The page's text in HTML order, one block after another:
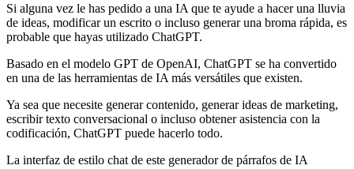
Si alguna vez le has pedido a una IA que te ayude a hacer una lluvia
de ideas, modificar un escrito o incluso generar una broma rápida, es
probable que hayas utilizado ChatGPT.
Basado en el modelo GPT de OpenAI, ChatGPT se ha convertido
en una de las herramientas de IA más versátiles que existen.
Ya sea que necesite generar contenido, generar ideas de marketing,
escribir texto conversacional o incluso obtener asistencia con la
codificación, ChatGPT puede hacerlo todo.
La interfaz de estilo chat de este generador de párrafos de IA